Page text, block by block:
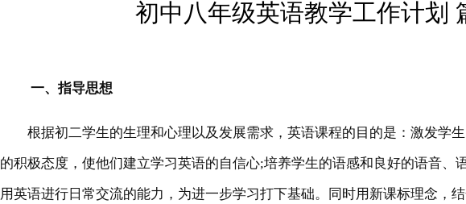
初中八年级英语教学工作计划
一、指导思想
根据初二学生的生理和心理以及发展需求，英语课程的目的是：激发学
的积极态度，使他们建立学习英语的自信心;培养学生的语感和良好的语音、
用英语进行日常交流的能力，为进一步学习打下基础。同时用新课标理念，